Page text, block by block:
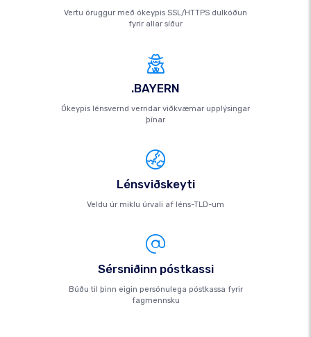
Vertu öruggur með ókeypis SSL/HTTPS dulkóðun
fyrir allar síður
.BAYERN
Ókeypis lénsvernd verndar viðkvæmar upplýsingar
þínar
Lénsviðskeyti
Veldu úr miklu úrvali af léns-TLD-um
Sérsniðinn póstkassi
Búðu til þinn eigin persónulega póstkassa fyrir
fagmennsku